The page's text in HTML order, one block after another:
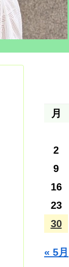
月
2
9
16
23
30
« 5月